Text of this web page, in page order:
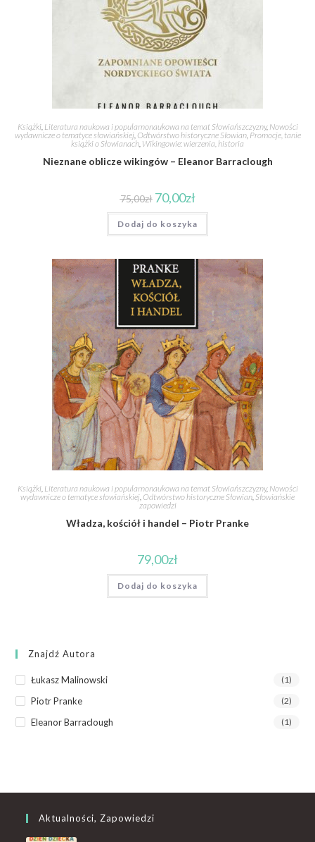
Książki, Literatura naukowa i popularnonaukowa na temat Słowiańszczyzny, Nowości
wydawnicze o tematyce słowiańskiej, Odtwórstwo historyczne Słowian, Promocje, tanie
książki o Słowianach Wikingowie: wierzenia, historia
Nieznane oblicze wikingów – Eleanor Barraclough
75,00zł 70,00zł
Dodaj do koszyka
Książki, Literatura naukowa i popularnonaukowa na temat Słowiańszczyzny, Nowości
wydawnicze o tematyce słowiańskiej, Odtwórstwo historyczne Słowian, Słowiańskie
zapowiedzi
Władza, kościół i handel – Piotr Pranke
79,00zł
Dodaj do koszyka
Znajdź Autora
Łukasz Malinowski (1)
Piotr Pranke (2)
Eleanor Barraclough (1)
Aktualności, Zapowiedzi